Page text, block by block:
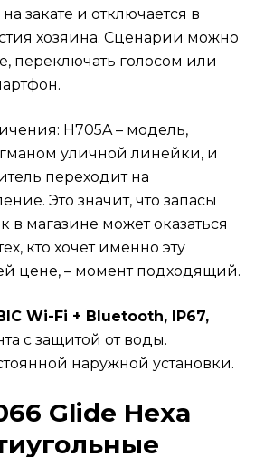
закате и отключается в
хозяина. Сценарии можно
переключать голосом или
H705A – модель,
уличной линейки, и
переходит на
Это значит, что запасы
в магазине может оказаться
кто хочет именно эту
цене, – момент подходящий.
Wi-Fi + Bluetooth, IP67,
с защитой от воды.
наружной установки.
Glide Hexa